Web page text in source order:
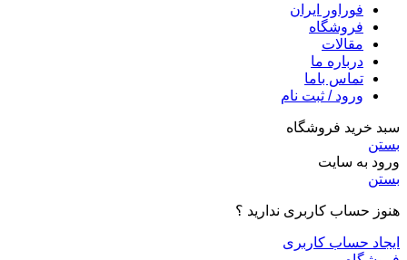
فوراور ایران
فروشگاه
مقالات
درباره ما
تماس باما
ورود / ثبت نام
سبد خرید فروشگاه
بستن
ورود به سایت
بستن
هنوز حساب کاربری ندارید ؟
ایجاد حساب کاربری